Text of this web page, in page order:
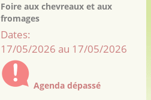
Foire aux chevreaux et aux
fromages
Dates:
17/05/2026 au 17/05/2026
Agenda dépassé